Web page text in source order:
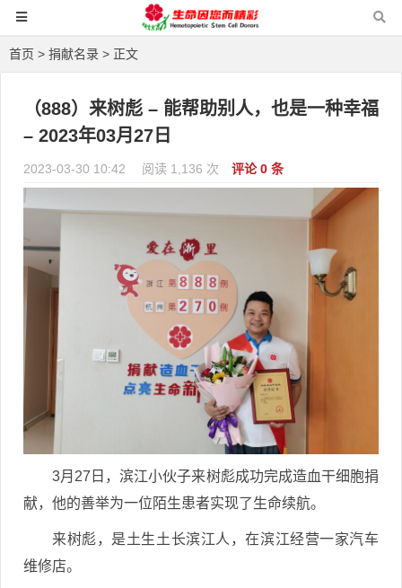
首页 > 捐献名录 > 正文
（888）来树彪 – 能帮助别人，也是一种幸福
– 2023年03月27日
2023-03-30 10:42 阅读 1,136 次 评论 0 条
3月27日，滨江小伙子来树彪成功完成造血干细胞捐
献，他的善举为一位陌生患者实现了生命续航。
来树彪，是土生土长滨江人，在滨江经营一家汽车
维修店。